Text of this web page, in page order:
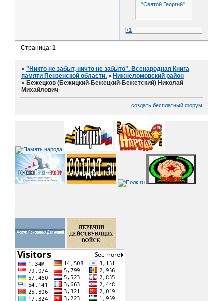
"Святой Георгий"
+1
Страница:1
»"Никто не забыт, ничто не забыто". Всенародная Книга
памяти Пензенской области. » Нижнеломовский район
» Бежецков (Бежицкий-Бежецкий-Бежетский) Николай
Михайлович
создать бесплатный форум